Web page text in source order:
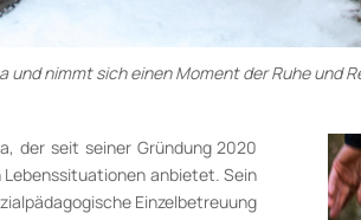
und nimmt sich einen Moment der Ruhe und
der seit seiner Gründung 2020
anbietet. Sein
Einzelbetreuung